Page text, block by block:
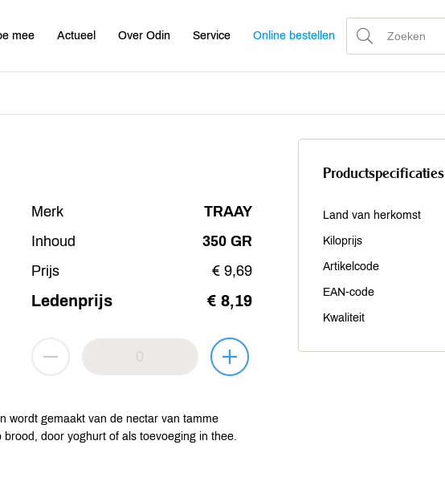
mee Actueel Over Odin Service Online bestellen
Merk
TRAAY
Inhoud
350 GR
Prijs
€ 9,69
Ledenprijs € 8,19
wordt gemaakt van de nectar van tamme
door yoghurt of als toevoeging in thee.
Productspecificaties
Land van herkomst
Kiloprijs
Artikelcode
EAN-code
Kwaliteit